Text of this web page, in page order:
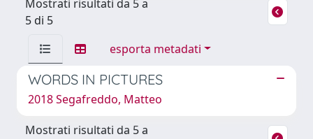
Mostrati risultati da 5 a
5 di 5
esporta metadati
WORDS IN PICTURES
2018 Segafreddo, Matteo
Mostrati risultati da 5 a